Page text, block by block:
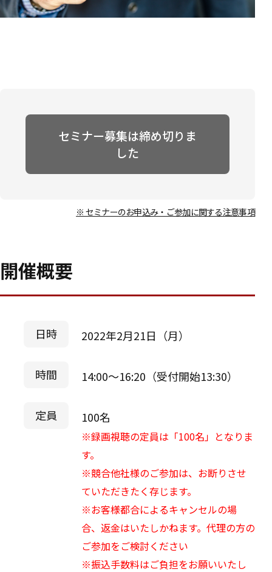
セミナー募集は締め切りま
した
※ セミナーのお申込み・ご参加に関する注意事項
開催概要
日時 2022年2月21日（月）
時間 14:00～16:20（受付開始13:30）
定員 100名
※録画視聴の定員は「100名」となりま
す。
※競合他社様のご参加は、お断りさせ
ていただきたく存じます。
※お客様都合によるキャンセルの場
合、返金はいたしかねます。代理の方の
ご参加をご検討ください
※振込手数料はご負担をお願いいたし